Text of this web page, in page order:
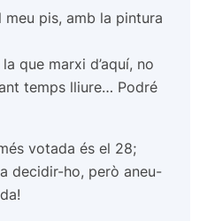
meu pis, amb la pintura
que marxi d’aquí, no
temps lliure… Podré
votada és el 28;
decidir-ho, però aneu-